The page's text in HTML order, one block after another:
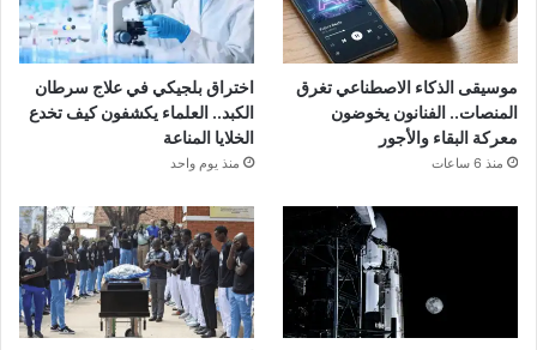
موسيقى الذكاء الاصطناعي تغرق
المنصات.. الفنانون يخوضون
معركة البقاء والأجور
منذ 6 ساعات
اختراق بلجيكي في علاج سرطان
الكبد.. العلماء يكشفون كيف تخدع
الخلايا المناعة
منذ يوم واحد